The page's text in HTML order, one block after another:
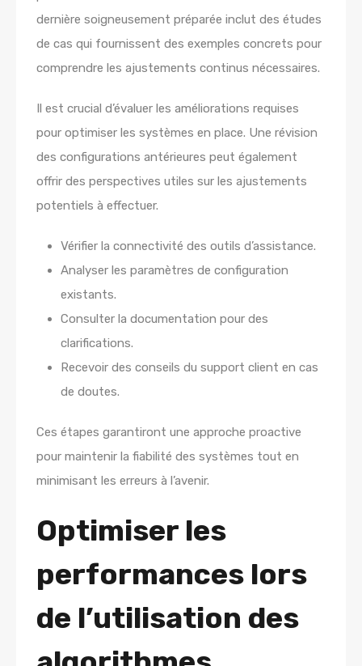
dernière soigneusement préparée inclut des études
de cas qui fournissent des exemples concrets pour
comprendre les ajustements continus nécessaires.
Il est crucial d’évaluer les améliorations requises
pour optimiser les systèmes en place. Une révision
des configurations antérieures peut également
offrir des perspectives utiles sur les ajustements
potentiels à effectuer.
Vérifier la connectivité des outils d’assistance.
Analyser les paramètres de configuration
existants.
Consulter la documentation pour des
clarifications.
Recevoir des conseils du support client en cas
de doutes.
Ces étapes garantiront une approche proactive
pour maintenir la fiabilité des systèmes tout en
minimisant les erreurs à l’avenir.
Optimiser les
performances lors
de l’utilisation des